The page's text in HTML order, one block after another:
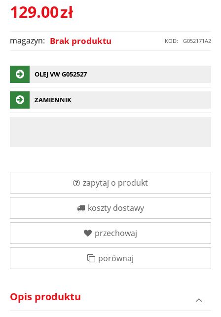
129.00zł
KOD: G052171A2
magazyn: Brak produktu
OLEJ VW G052527
ZAMIENNIK
zapytaj o produkt
koszty dostawy
przechowaj
porównaj
Opis produktu